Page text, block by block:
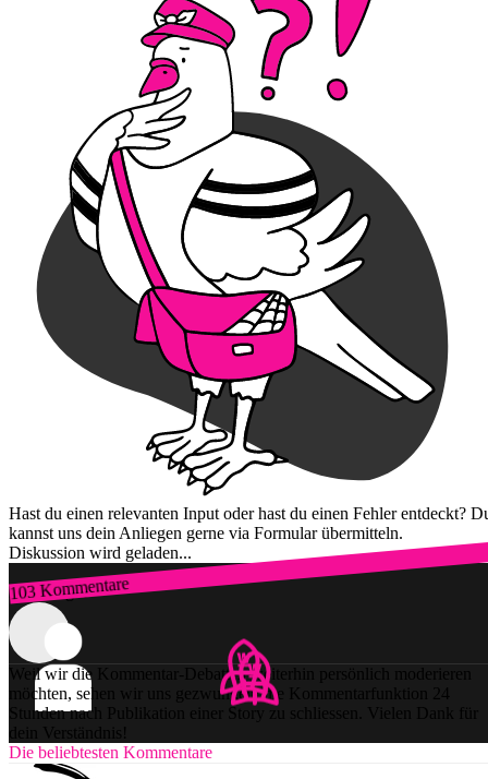
Hast du einen relevanten Input oder hast du einen Fehler entdeckt?
kannst uns dein Anliegen gerne via Formular übermitteln.
Diskussion wird geladen...
103 Kommentare
Zum Login
Weil wir die Kommentar-Debatten weiterhin persönlich moderieren
möchten, sehen wir uns gezwungen, die Kommentarfunktion 24
Stunden nach Publikation einer Story zu schliessen. Vielen Dank für
dein Verständnis!
Die beliebtesten Kommentare